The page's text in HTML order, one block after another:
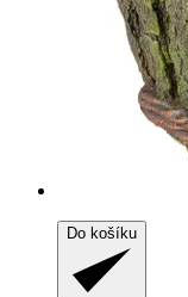
Do košíku